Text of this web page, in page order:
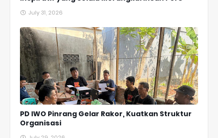
July 31, 2026
PD IWO Pinrang Gelar Rakor, Kuatkan Struktur
Organisasi